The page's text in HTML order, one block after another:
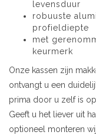
levensduur
robuuste
profieldiepte
met
keurmerk
Onze kassen zijn
ontvangt u een
prima door u zelf is
Geeft u het liever uit
optioneel monteren